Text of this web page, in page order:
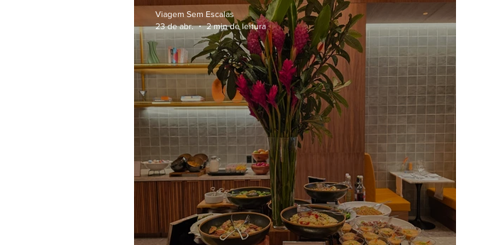
Viagem Sem Escalas
23 de abr.
2 min de leitura